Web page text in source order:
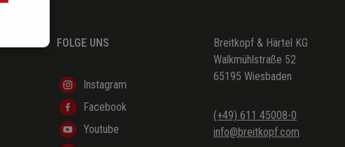
FOLGE UNS
Instagram
Facebook
Youtube
Breitkopf & Härtel KG
Walkmühlstraße 52
65195 Wiesbaden
(+49) 611 45008-0
info@breitkopf.com